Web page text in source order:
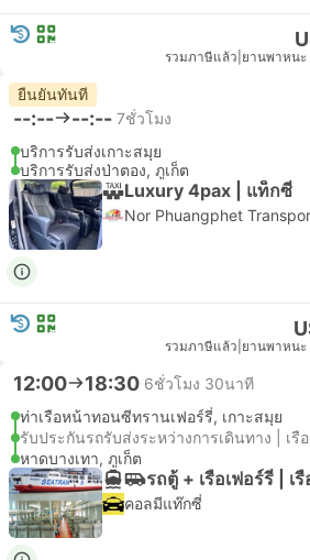
รวมภาษีแล้ว ยานพาหนะ
ยืนยันทันที
--:-- --:-- 7ชั่วโมง
บริการรับส่งเกาะสมุย
บริการรับส่งป่าตอง, ภูเก็ต
Luxury 4pax | แท็กซี่
Nor Phuangphet
รวมภาษีแล้ว ยานพาหนะ
12:00 18:30 6ชั่วโมง 30นาที
ท่าเรือหน้าทอนซีทรานเฟอร์รี่, เกาะสมุย
รับประกันรถรับส่งระหว่างการเดินทาง | เรื
หาดบางเทา, ภูเก็ต
รถตู้ + เรือเฟอร์รี่ | เ
คอลมีแท๊กซี่